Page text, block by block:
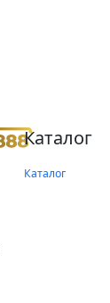
Каталог
Каталог